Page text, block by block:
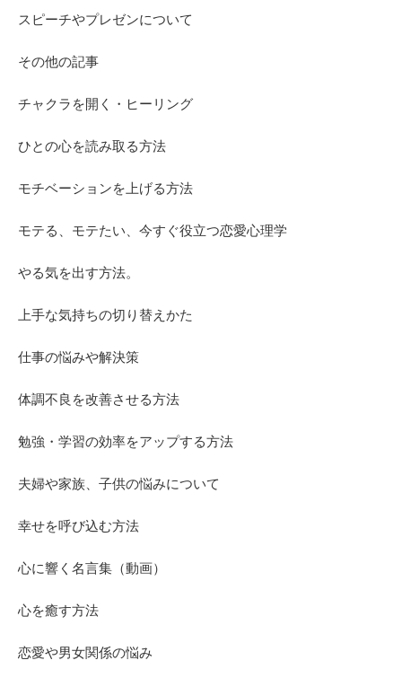
スピーチやプレゼンについて
その他の記事
チャクラを開く・ヒーリング
ひとの心を読み取る方法
モチベーションを上げる方法
モテる、モテたい、今すぐ役立つ恋愛心理学
やる気を出す方法。
上手な気持ちの切り替えかた
仕事の悩みや解決策
体調不良を改善させる方法
勉強・学習の効率をアップする方法
夫婦や家族、子供の悩みについて
幸せを呼び込む方法
心に響く名言集（動画）
心を癒す方法
恋愛や男女関係の悩み